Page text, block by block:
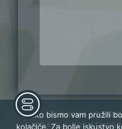
PRAVO NA
PRAVILA
Kako bismo vam pružili
kolačiće. Za bolje iskustvo